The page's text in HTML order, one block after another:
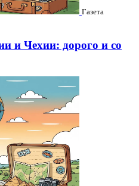
Газета
и Чехии: дорого и со